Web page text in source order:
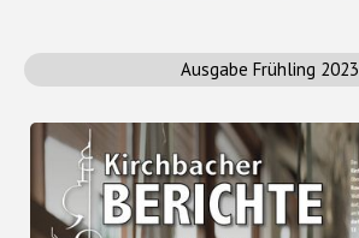
Ausgabe Frühling 2023